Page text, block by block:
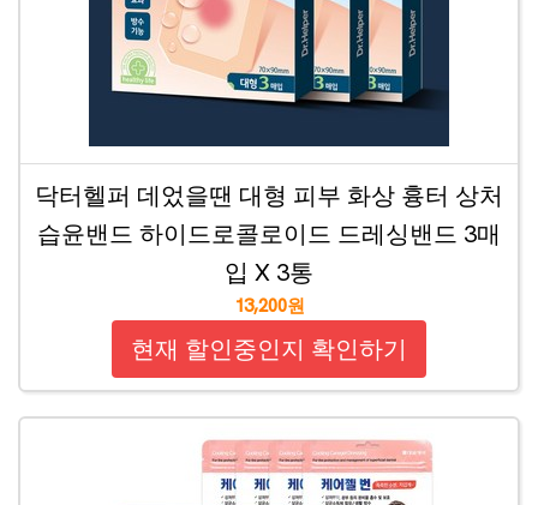
닥터헬퍼 데었을땐 대형 피부 화상 흉터 상처
습윤밴드 하이드로콜로이드 드레싱밴드 3매
입 X 3통
13,200원
현재 할인중인지 확인하기